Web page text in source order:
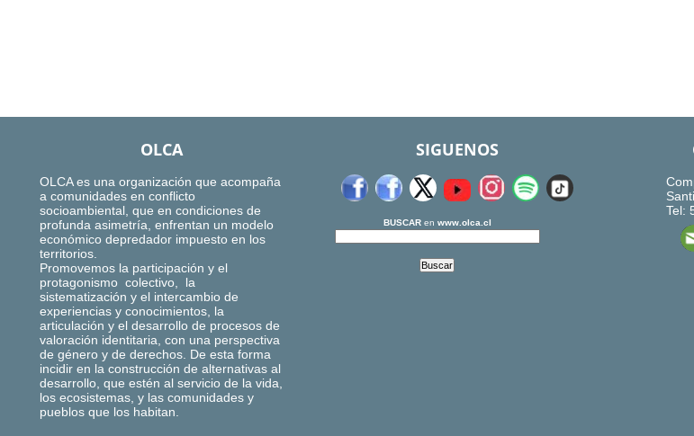
OLCA
OLCA es una organización que acompaña
a comunidades en conflicto
socioambiental, que en condiciones de
profunda asimetría, enfrentan un modelo
económico depredador impuesto en los
territorios.
Promovemos la participación y el
protagonismo colectivo, la
sistematización y el intercambio de
experiencias y conocimientos, la
articulación y el desarrollo de procesos de
valoración identitaria, con una perspectiva
de género y de derechos. De esta forma
incidir en la construcción de alternativas al
desarrollo, que estén al servicio de la vida,
los ecosistemas, y las comunidades y
pueblos que los habitan.
SIGUENOS
BUSCARen www.olca.cl
Tel: